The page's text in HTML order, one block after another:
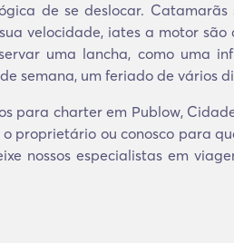
de se deslocar.
velocidade, iates a motor
uma lancha, como uma
semana, um feriado de vários
charter em Publow,
proprietário ou conosco para
nossos especialistas em